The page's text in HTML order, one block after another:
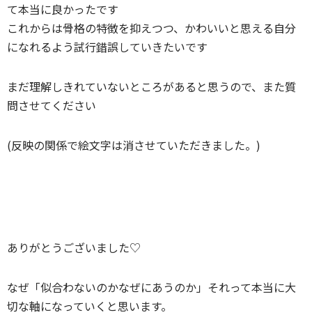
て本当に良かったです
これからは骨格の特徴を抑えつつ、かわいいと思える自分
になれるよう試行錯誤していきたいです
まだ理解しきれていないところがあると思うので、また質
問させてください
(反映の関係で絵文字は消させていただきました。)
ありがとうございました♡
なぜ「似合わないのかなぜにあうのか」それって本当に大
切な軸になっていくと思います。